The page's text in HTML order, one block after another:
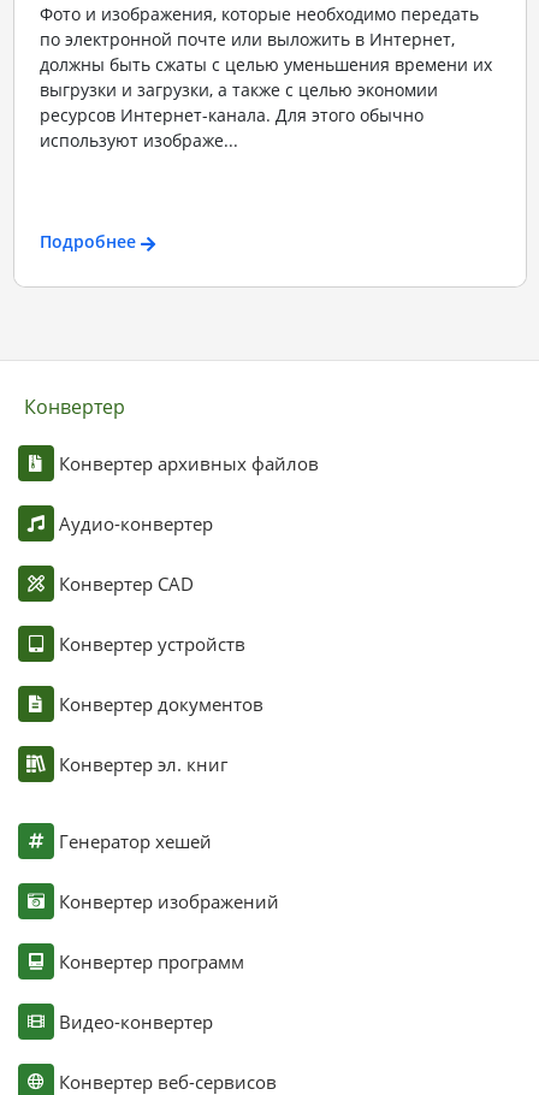
Фото и изображения, которые необходимо передать
по электронной почте или выложить в Интернет,
должны быть сжаты с целью уменьшения времени их
выгрузки и загрузки, а также с целью экономии
ресурсов Интернет-канала. Для этого обычно
используют изображе...
Подробнее
Конвертер
Конвертер архивных файлов
Аудио-конвертер
Конвертер CAD
Конвертер устройств
Конвертер документов
Конвертер эл. книг
Генератор хешей
Конвертер изображений
Конвертер программ
Видео-конвертер
Конвертер веб-сервисов